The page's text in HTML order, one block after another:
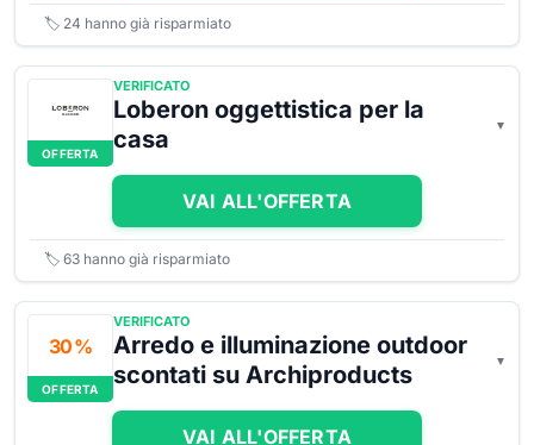
🏷️ 24 hanno già risparmiato
OFFERTA
VERIFICATO
Loberon oggettistica per la
casa
VAI ALL'OFFERTA
🏷️ 63 hanno già risparmiato
30 %
OFFERTA
VERIFICATO
Arredo e illuminazione outdoor
scontati su Archiproducts
VAI ALL'OFFERTA